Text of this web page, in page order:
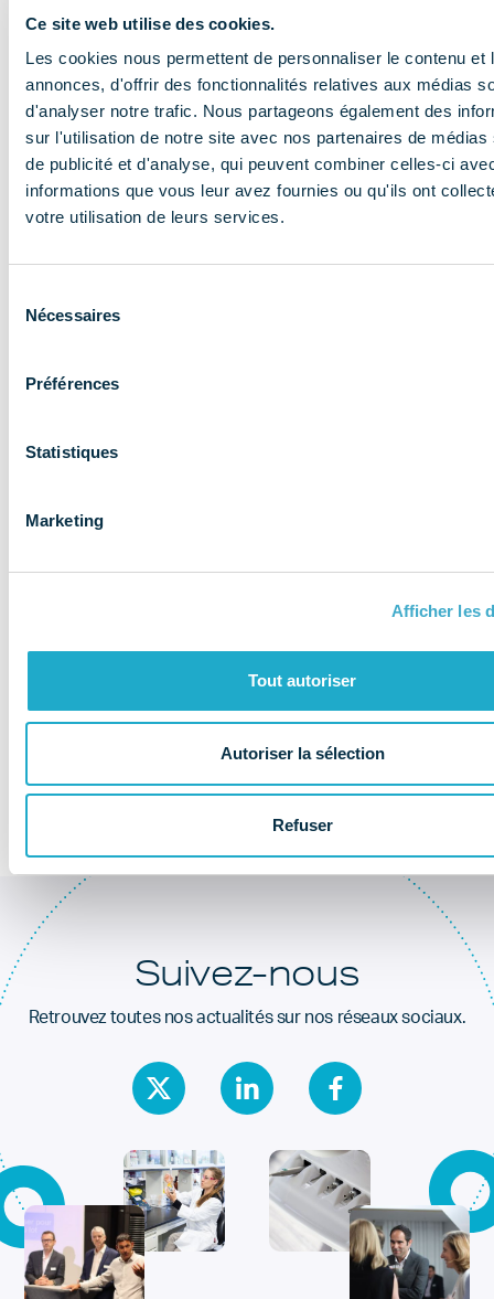
Ce site web utilise des cookies.
Les cookies nous permettent de personnaliser le contenu et
annonces, d'offrir des fonctionnalités relatives aux médias
d'analyser notre trafic. Nous partageons également des
sur l'utilisation de notre site avec nos partenaires de médias
de publicité et d'analyse, qui peuvent combiner celles-ci
informations que vous leur avez fournies ou qu'ils ont
votre utilisation de leurs services.
Nécessaires
Préférences
Statistiques
Marketing
Afficher les
Tout autoriser
Autoriser la sélection
Refuser
NOS MISSIONS
Le COMIDENT
apporte son
entreprises et
les accompagne
Au coeur de la
santé dentaire
Suivez-nous
Retrouvez toutes nos actualités sur nos réseaux sociaux.